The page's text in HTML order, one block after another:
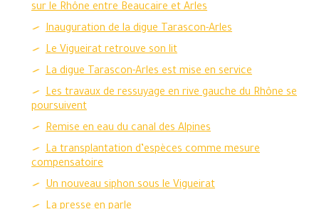
sur le Rhône entre Beaucaire et Arles
Inauguration de la digue Tarascon-Arles
Le Vigueirat retrouve son lit
La digue Tarascon-Arles est mise en service
Les travaux de ressuyage en rive gauche du Rhône se
poursuivent
Remise en eau du canal des Alpines
La transplantation d’espèces comme mesure
compensatoire
Un nouveau siphon sous le Vigueirat